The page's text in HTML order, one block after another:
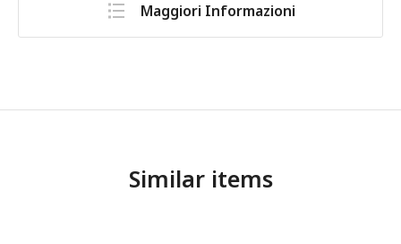
Maggiori Informazioni
Similar items